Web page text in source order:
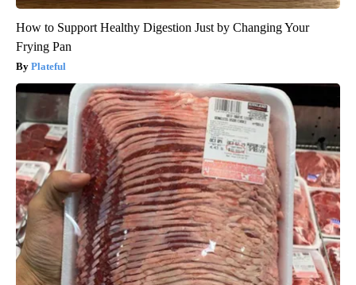
How to Support Healthy Digestion Just by Changing Your
Frying Pan
Plateful